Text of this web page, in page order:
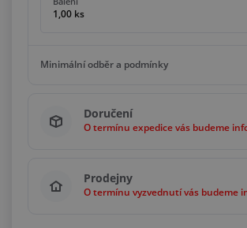
1,00 ks
Minimální odběr a podmínky
1,00 ks
Násobky 1,00 ks
Doručení
O termínu expedice vás budeme
Prodejny
O termínu vyzvednutí vás budeme